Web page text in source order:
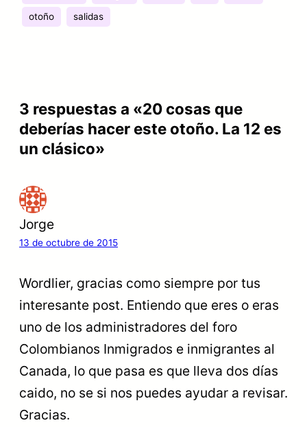
otoño salidas
3 respuestas a «20 cosas que
deberías hacer este otoño. La 12 es
un clásico»
Jorge
13 de octubre de 2015
Wordlier, gracias como siempre por tus
interesante post. Entiendo que eres o eras
uno de los administradores del foro
Colombianos Inmigrados e inmigrantes al
Canada, lo que pasa es que lleva dos días
caido, no se si nos puedes ayudar a revisar.
Gracias.